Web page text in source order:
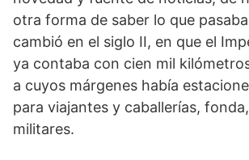
otra forma de saber lo que
cambió en el siglo II, en que el
ya contaba con cien mil
a cuyos márgenes había
para viajantes y caballerías,
militares.